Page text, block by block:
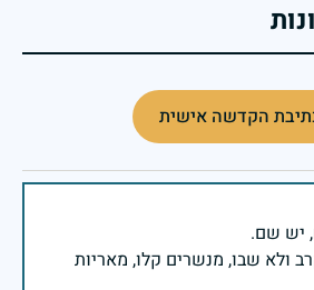
הקדשה אישית
ולא שבו, מנשרים קלו, מאריות